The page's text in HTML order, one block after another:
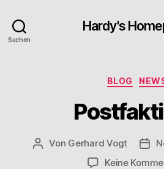
Suchen
Hardy's
BLOG
Beitragsautor
Von Gerhard Vogt
Keine